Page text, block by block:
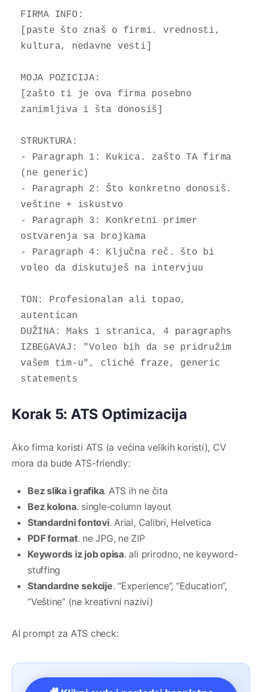
FIRMA INFO:
[paste što znaš o firmi. vrednosti,
kultura, nedavne vesti]
MOJA POZICIJA:
[zašto ti je ova firma posebno
zanimljiva i šta donosiš]
STRUKTURA:
- Paragraph 1: Kukica. zašto TA firma
(ne generic)
- Paragraph 2: Što konkretno donosiš.
veštine + iskustvo
- Paragraph 3: Konkretni primer
ostvarenja sa brojkama
- Paragraph 4: Ključna reč. što bi
voleo da diskutuješ na intervjuu
TON: Profesionalan ali topao,
autentican
DUŽINA: Maks 1 stranica, 4 paragraphs
IZBEGAVAJ: "Voleo bih da se pridružim
vašem tim-u", cliché fraze, generic
statements
Korak 5: ATS Optimizacija
Ako firma koristi ATS (a većina velikih koristi), CV
mora da bude ATS-friendly:
Bez slika i grafika. ATS ih ne čita
Bez kolona. single-column layout
Standardni fontovi. Arial, Calibri, Helvetica
PDF format. ne JPG, ne ZIP
Keywords iz job opisa. ali prirodno, ne keyword-
stuffing
Standardne sekcije. “Experience”, “Education”,
“Veštine” (ne kreativni nazivi)
AI prompt za ATS check: